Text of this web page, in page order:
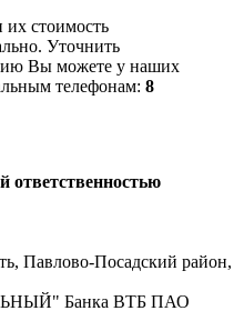
стоимость
Уточнить
Вы можете у наших
телефонам: 8
ответственностью
Павлово-Посадский район,
Банка ВТБ ПАО